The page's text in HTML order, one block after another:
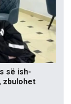
së ish-
zbulohet